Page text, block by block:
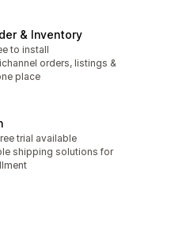
& Inventory
to install
orders, listings &
place
trial available
shipping solutions for